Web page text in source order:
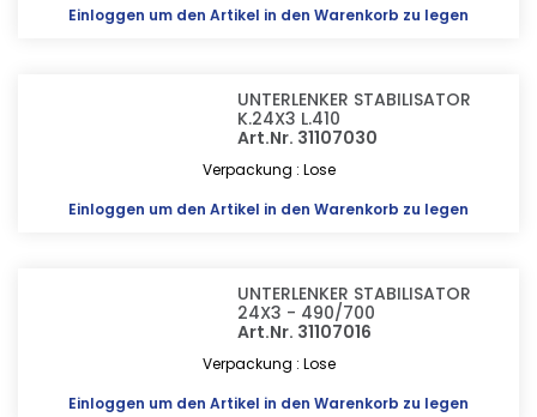
Einloggen um den Artikel in den Warenkorb zu legen
UNTERLENKER STABILISATOR
K.24X3 L.410
Art.Nr. 31107030
Verpackung : Lose
Einloggen um den Artikel in den Warenkorb zu legen
UNTERLENKER STABILISATOR
24X3 - 490/700
Art.Nr. 31107016
Verpackung : Lose
Einloggen um den Artikel in den Warenkorb zu legen